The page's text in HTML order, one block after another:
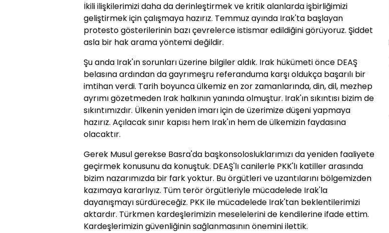
İkili ilişkilerimizi daha da derinleştirmek ve kritik alanlarda işbirliğimizi
geliştirmek için çalışmaya hazırız. Temmuz ayında Irak'ta başlayan
protesto gösterilerinin bazı çevrelerce istismar edildiğini görüyoruz. Şiddet
asla bir hak arama yöntemi değildir.
Şu anda Irak'ın sorunları üzerine bilgiler aldık. Irak hükümeti önce DEAŞ
belasına ardından da gayrımeşru referanduma karşı oldukça başarılı bir
imtihan verdi. Tarih boyunca ülkemiz en zor zamanlarında, din, dil, mezhep
ayrımı gözetmeden Irak halkının yanında olmuştur. Irak'ın sıkıntısı bizim de
sıkıntımızdır. Ülkenin yeniden imarı için de üzerimize düşeni yapmaya
hazırız. Açılacak sınır kapısı hem Irak'ın hem de ülkemizin faydasına
olacaktır.
Gerek Musul gerekse Basra'da başkonsolosluklarımızı da yeniden faaliyete
geçirmek konusunu da konuştuk. DEAŞ'lı canilerle PKK'lı katiller arasında
bizim nazarımızda bir fark yoktur. Bu örgütleri ve uzantılarını bölgemizden
kazımaya kararlıyız. Tüm terör örgütleriyle mücadelede Irak'la
dayanışmayı sürdüreceğiz. PKK ile mücadelede Irak'tan beklentilerimizi
aktardır. Türkmen kardeşlerimizin meselelerini de kendilerine ifade ettim.
Kardeşlerimizin güvenliğinin sağlanmasının önemini ilettik.